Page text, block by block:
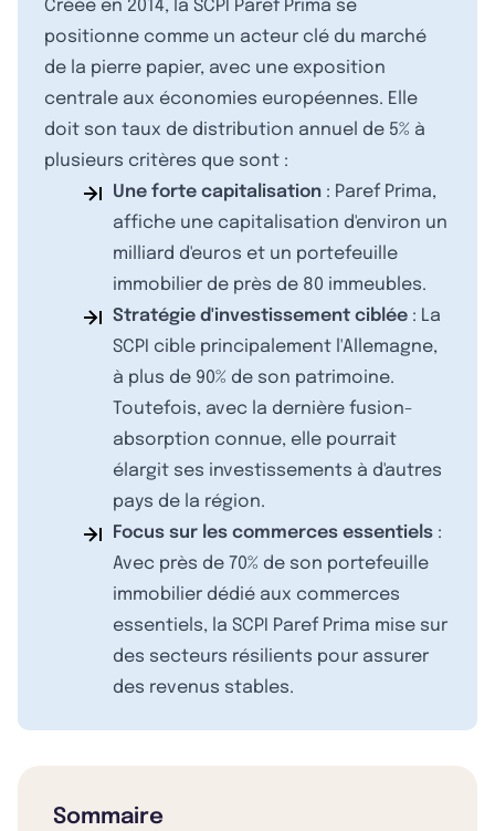
Créée en 2014, la SCPI Paref Prima se
positionne comme un acteur clé du marché
de la pierre papier, avec une exposition
centrale aux économies européennes. Elle
doit son taux de distribution annuel de 5% à
plusieurs critères que sont :
Une forte capitalisation : Paref Prima,
affiche une capitalisation d'environ un
milliard d'euros et un portefeuille
immobilier de près de 80 immeubles.
Stratégie d'investissement ciblée : La
SCPI cible principalement l'Allemagne,
à plus de 90% de son patrimoine.
Toutefois, avec la dernière fusion-
absorption connue, elle pourrait
élargit ses investissements à d'autres
pays de la région.
Focus sur les commerces essentiels :
Avec près de 70% de son portefeuille
immobilier dédié aux commerces
essentiels, la SCPI Paref Prima mise sur
des secteurs résilients pour assurer
des revenus stables.
Sommaire